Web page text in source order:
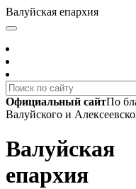
Валуйская епархия
Официальный сайтПо
Валуйского и
Валуйская
епархия